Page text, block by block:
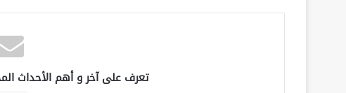
تعرف على آخر و أهم الأحداث